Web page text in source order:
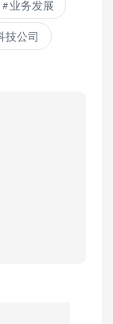
业务发展
技公司